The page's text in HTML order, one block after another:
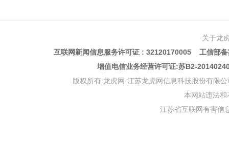
关于龙
互联网新闻信息服务许可证 : 32120170005 工信部
增值电信业务经营许可证:苏B2-
版权所有:龙虎网·江苏龙虎网信息科技股份有限
本网站违法
江苏省互联网有害